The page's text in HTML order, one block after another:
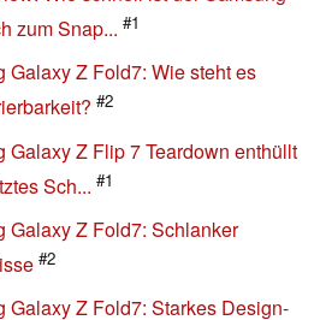
zum Snap... #1
Galaxy Z Fold7: Wie steht es
#2
Galaxy Z Flip 7 Teardown enthüllt
Sch... #1
Galaxy Z Fold7: Schlanker
#2
Galaxy Z Fold7: Starkes Design-